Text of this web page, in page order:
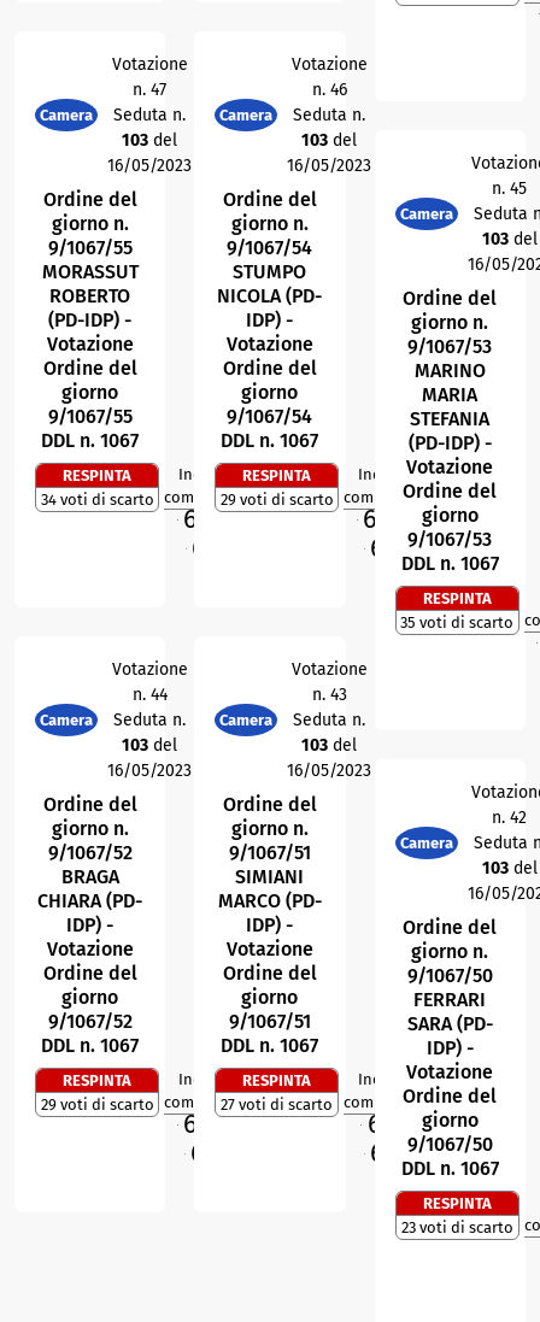
Camera
Votazione
n. 47
Seduta n.
103 del
16/05/2023
Ordine del
giorno n.
9/1067/55
MORASSUT
ROBERTO
(PD-IDP) -
Votazione
Ordine del
giorno
9/1067/55
DDL n. 1067
RESPINTA
34 voti di scarto
Indice di
compattezza
69,6%
66,1
1
Camera
Votazione
n. 44
Seduta n.
103 del
16/05/2023
Ordine del
giorno n.
9/1067/52
BRAGA
CHIARA (PD-
IDP) -
Votazione
Ordine del
giorno
9/1067/52
DDL n. 1067
RESPINTA
29 voti di scarto
Indice di
compattezza
69,6%
66,7
2
Camera
Votazione
n. 46
Seduta n.
103 del
16/05/2023
Ordine del
giorno n.
9/1067/54
STUMPO
NICOLA (PD-
IDP) -
Votazione
Ordine del
giorno
9/1067/54
DDL n. 1067
RESPINTA
29 voti di scarto
Indice di
compattezza
68,8 %
65,4%
5
Camera
Votazione
n. 43
Seduta n.
103 del
16/05/2023
Ordine del
giorno n.
9/1067/51
SIMIANI
MARCO (PD-
IDP) -
Votazione
Ordine del
giorno
9/1067/51
DDL n. 1067
RESPINTA
27 voti di scarto
Indice di
compattezza
67,1
65,4%
0
Camera
n. 45
Seduta
103del
16/05/
Ordine del
giorno n.
9/1067/53
MARINO
MARIA
STEFANIA
(PD-IDP) -
Votazione
Ordine del
giorno
9/1067/53
DDL n. 1067
RESPINTA
35 voti di scarto
Camera
n. 42
Seduta
103del
16/05/
Ordine del
giorno n.
9/1067/50
FERRARI
SARA (PD-
IDP) -
Votazione
Ordine del
giorno
9/1067/50
DDL n. 1067
RESPINTA
23 voti di scarto